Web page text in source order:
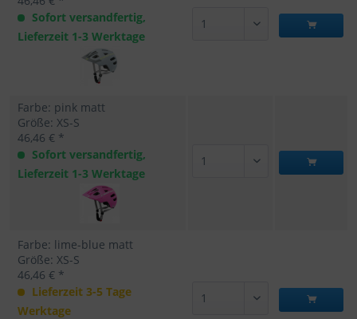
Sofort versandfertig,
Lieferzeit 1-3 Werktage
Farbe: pink matt
Größe: XS-S
46,46 € *
Sofort versandfertig,
Lieferzeit 1-3 Werktage
Farbe: lime-blue matt
Größe: XS-S
46,46 € *
Lieferzeit 3-5 Tage
Werktage